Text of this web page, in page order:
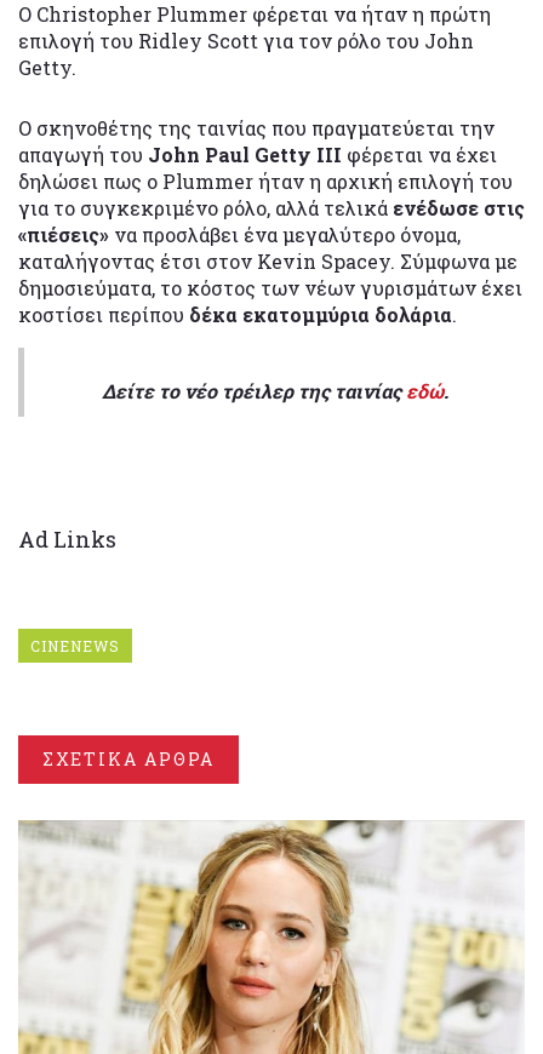
Ο Christopher Plummer φέρεται να ήταν η πρώτη
επιλογή του Ridley Scott για τον ρόλο του John
Getty.
Ο σκηνοθέτης της ταινίας που πραγματεύεται την
απαγωγή του John Paul Getty III φέρεται να έχει
δηλώσει πως ο Plummer ήταν η αρχική επιλογή του
για το συγκεκριμένο ρόλο, αλλά τελικά ενέδωσε στις
«πιέσεις» να προσλάβει ένα μεγαλύτερο όνομα,
καταλήγοντας έτσι στον Kevin Spacey. Σύμφωνα με
δημοσιεύματα, το κόστος των νέων γυρισμάτων έχει
κοστίσει περίπου δέκα εκατομμύρια δολάρια.
Δείτε το νέο τρέιλερ της ταινίαςεδώ.
Ad Links
CINENEWS
ΣΧΕΤΙΚΑ ΑΡΘΡΑ